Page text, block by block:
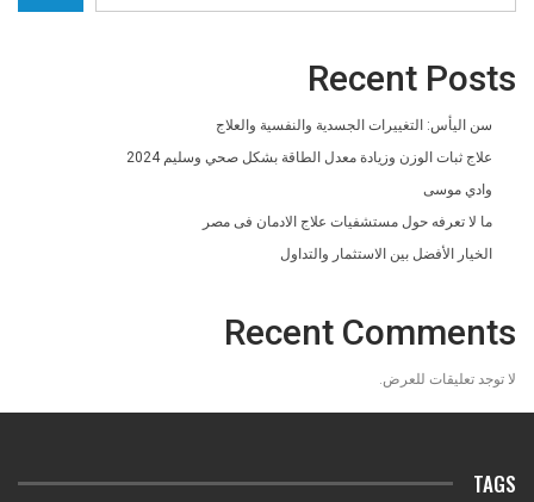
Recent Posts
سن اليأس: التغييرات الجسدية والنفسية والعلاج
علاج ثبات الوزن وزيادة معدل الطاقة بشكل صحي وسليم 2024
وادي موسى
ما لا تعرفه حول مستشفيات علاج الادمان فى مصر
الخيار الأفضل بين الاستثمار والتداول
Recent Comments
لا توجد تعليقات للعرض.
TAGS